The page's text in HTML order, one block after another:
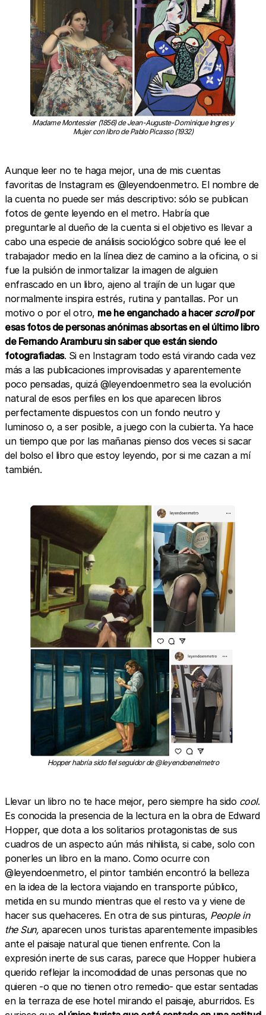
Madame Montessier (1856) de Jean-Auguste-Dominique Ingres y
Mujer con libro de Pablo Picasso (1932)
Aunque leer no te haga mejor, una de mis cuentas
favoritas de Instagram es @leyendoenmetro. El nombre de
la cuenta no puede ser más descriptivo: sólo se publican
fotos de gente leyendo en el metro. Habría que
preguntarle al dueño de la cuenta si el objetivo es llevar a
cabo una especie de análisis sociológico sobre qué lee el
trabajador medio en la línea diez de camino a la oficina, o si
fue la pulsión de inmortalizar la imagen de alguien
enfrascado en un libro, ajeno al trajín de un lugar que
normalmente inspira estrés, rutina y pantallas. Por un
motivo o por el otro, me he enganchado a hacerscrollpor
esas fotos de personas anónimas absortas en el último libro
de Fernando Aramburu sin saber que están siendo
fotografiadas. Si en Instagram todo está virando cada vez
más a las publicaciones improvisadas y aparentemente
poco pensadas, quizá @leyendoenmetro sea la evolución
natural de esos perfiles en los que aparecen libros
perfectamente dispuestos con un fondo neutro y
luminoso o, a ser posible, a juego con la cubierta. Ya hace
un tiempo que por las mañanas pienso dos veces si sacar
del bolso el libro que estoy leyendo, por si me cazan a mí
también.
Hopper habría sido fiel seguidor de @leyendoenelmetro
Llevar un libro no te hace mejor, pero siempre ha sido cool.
Es conocida la presencia de la lectura en la obra de Edward
Hopper, que dota a los solitarios protagonistas de sus
cuadros de un aspecto aún más nihilista, si cabe, solo con
ponerles un libro en la mano. Como ocurre con
@leyendoenmetro, el pintor también encontró la belleza
en la idea de la lectora viajando en transporte público,
metida en su mundo mientras que el resto va y viene de
hacer sus quehaceres. En otra de sus pinturas, People in
the Sun, aparecen unos turistas aparentemente impasibles
ante el paisaje natural que tienen enfrente. Con la
expresión inerte de sus caras, parece que Hopper hubiera
querido reflejar la incomodidad de unas personas que no
quieren -o que no tienen otro remedio- que estar sentadas
en la terraza de ese hotel mirando el paisaje, aburridos. Es